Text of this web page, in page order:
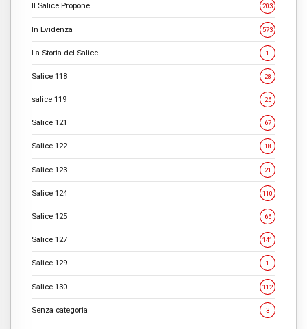
Il Salice Propone 203
In Evidenza 573
La Storia del Salice 1
Salice 118 28
salice 119 26
Salice 121 67
Salice 122 18
Salice 123 21
Salice 124 110
Salice 125 66
Salice 127 141
Salice 129 1
Salice 130 112
Senza categoria 3